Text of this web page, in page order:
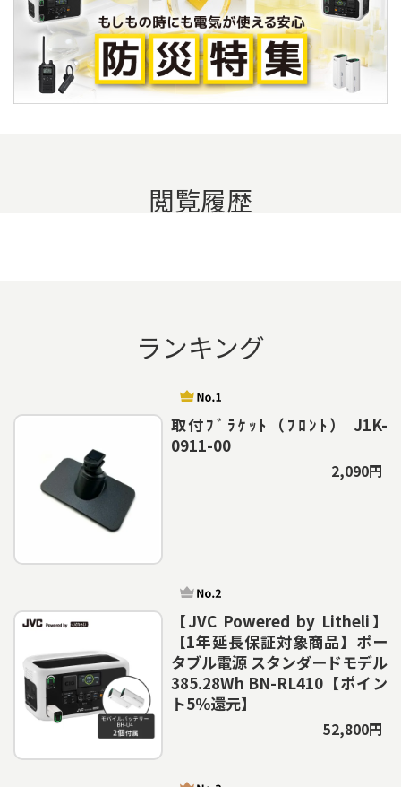
閲覧履歴
ランキング
取付ﾌﾞﾗｹｯﾄ（ﾌﾛﾝﾄ） J1K-
0911-00
2,090円
【JVC Powered by Litheli】
【1年延長保証対象商品】ポー
タブル電源 スタンダードモデル
385.28Wh BN-RL410【ポイン
ト5％還元】
52,800円